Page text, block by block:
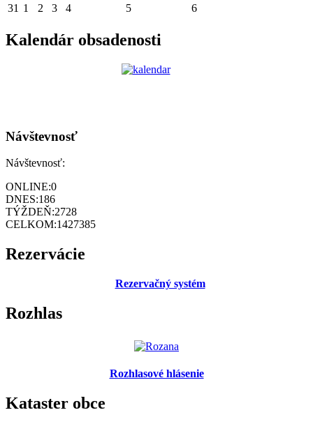
31 1 2 3 4 5 6
Kalendár obsadenosti
Návštevnosť
Návštevnosť:
ONLINE:0
DNES:186
TÝŽDEŇ:2728
CELKOM:1427385
Rezervácie
Rezervačný systém
Rozhlas
Rozhlasové hlásenie
Kataster obce